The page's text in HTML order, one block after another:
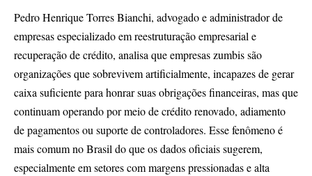
Pedro Henrique Torres Bianchi, advogado e administrador de
empresas especializado em reestruturação empresarial e
recuperação de crédito, analisa que empresas zumbis são
organizações que sobrevivem artificialmente, incapazes de gerar
caixa suficiente para honrar suas obrigações financeiras, mas que
continuam operando por meio de crédito renovado, adiamento
de pagamentos ou suporte de controladores. Esse fenômeno é
mais comum no Brasil do que os dados oficiais sugerem,
especialmente em setores com margens pressionadas e alta